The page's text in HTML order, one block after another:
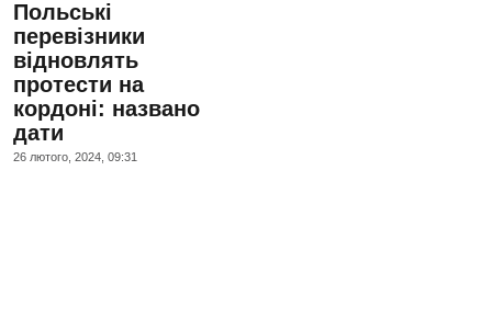
Польські
перевізники
відновлять
протести на
кордоні: названо
дати
26 лютого, 2024, 09:31